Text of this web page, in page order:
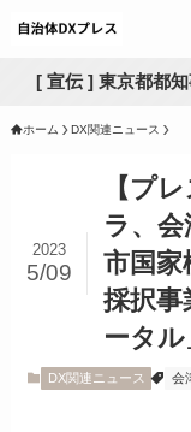
[ 宣伝 ] 東京都都
ホーム DX関連ニュース
【プ
ラ、
市国家
採択事
ータ
2023
5/09
DX関連ニュース 会